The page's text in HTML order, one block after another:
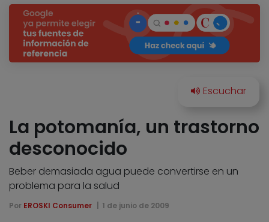
La potomanía, un trastorno
desconocido
Beber demasiada agua puede convertirse en un
problema para la salud
Por EROSKI Consumer 1 de junio de 2009